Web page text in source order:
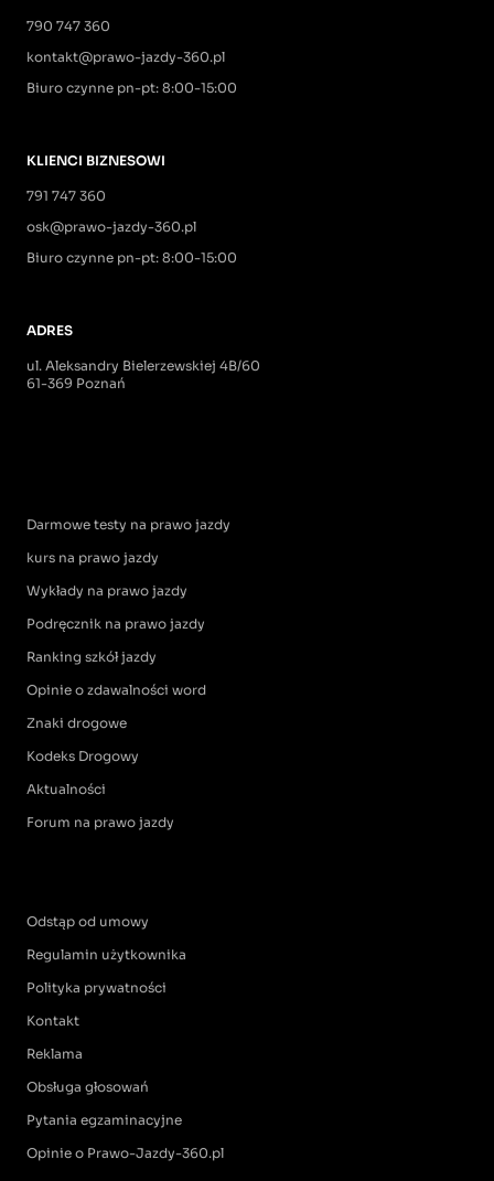
790 747 360
kontakt@prawo-jazdy-360.pl
Biuro czynne pn-pt: 8:00-15:00
KLIENCI BIZNESOWI
791 747 360
osk@prawo-jazdy-360.pl
Biuro czynne pn-pt: 8:00-15:00
ADRES
ul. Aleksandry Bielerzewskiej 4B/60
61-369 Poznań
Darmowe testy na prawo jazdy
kurs na prawo jazdy
Wykłady na prawo jazdy
Podręcznik na prawo jazdy
Ranking szkół jazdy
Opinie o zdawalności word
Znaki drogowe
Kodeks Drogowy
Aktualności
Forum na prawo jazdy
Odstąp od umowy
Regulamin użytkownika
Polityka prywatności
Kontakt
Reklama
Obsługa głosowań
Pytania egzaminacyjne
Opinie o Prawo-Jazdy-360.pl